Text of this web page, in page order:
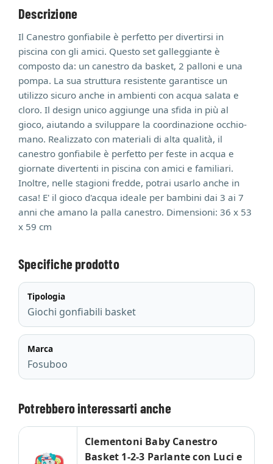
Descrizione
Il Canestro gonfiabile è perfetto per divertirsi in
piscina con gli amici. Questo set galleggiante è
composto da: un canestro da basket, 2 palloni e una
pompa. La sua struttura resistente garantisce un
utilizzo sicuro anche in ambienti con acqua salata e
cloro. Il design unico aggiunge una sfida in più al
gioco, aiutando a sviluppare la coordinazione occhio-
mano. Realizzato con materiali di alta qualità, il
canestro gonfiabile è perfetto per feste in acqua e
giornate divertenti in piscina con amici e familiari.
Inoltre, nelle stagioni fredde, potrai usarlo anche in
casa! E' il gioco d'acqua ideale per bambini dai 3 ai 7
anni che amano la palla canestro. Dimensioni: 36 x 53
x 59 cm
Specifiche prodotto
Tipologia
Giochi gonfiabili basket
Marca
Fosuboo
Potrebbero interessarti anche
Clementoni Baby Canestro
Basket 1-2-3 Parlante con Luci e